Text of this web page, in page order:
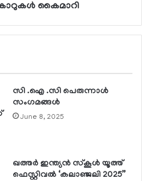
കൈമാറി
സി .ഐ .സി പെരുന്നാൾ
സംഗമങ്ങൾ
June 8, 2025
ഖത്തര്‍ ഇന്ത്യന്‍ സ്‌കൂള്‍ യൂത്ത്
ഫെസ്റ്റിവല്‍ ‘കലാഞ്ജലി 2025”